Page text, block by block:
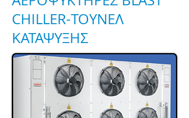
CHILLER-ΤΟΥΝΕΛ
ΚΑΤΑΨΥΞΗΣ